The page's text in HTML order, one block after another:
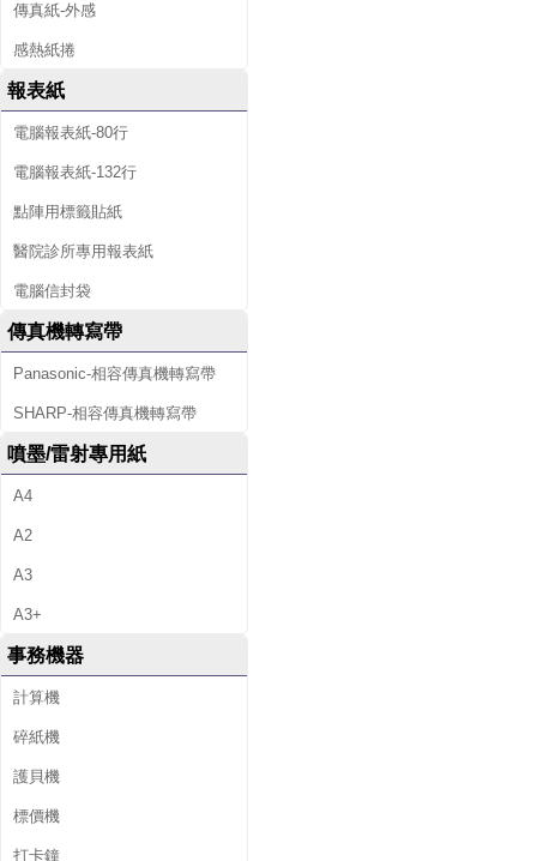
傳真紙-外感
感熱紙捲
報表紙
電腦報表紙-80行
電腦報表紙-132行
點陣用標籤貼紙
醫院診所專用報表紙
電腦信封袋
傳真機轉寫帶
Panasonic-相容傳真機轉寫帶
SHARP-相容傳真機轉寫帶
噴墨/雷射專用紙
A4
A2
A3
A3+
事務機器
計算機
碎紙機
護貝機
標價機
打卡鐘